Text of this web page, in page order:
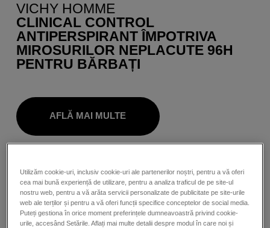
VICHY HOMME
CLINICAL CONTROL
ANTIPERSPIRANT ÎMPOTRIVA
MIROSURILOR NEPLACUTE 96H
PENTRU BĂRBAȚI
AFLĂ MAI MULTE
NOU
Utilizăm cookie-uri, inclusiv cookie-uri ale partenerilor noștri, pentru a vă oferi
cea mai bună experiență de utilizare, pentru a analiza traficul de pe site-ul
nostru web, pentru a vă arăta servicii personalizate de publicitate pe site-urile
web ale terților și pentru a vă oferi funcții specifice conceptelor de social media.
Puteți gestiona în orice moment preferințele dumneavoastră privind cookie-
urile, accesând Setările. Aflați mai multe detalii despre modul în care noi și